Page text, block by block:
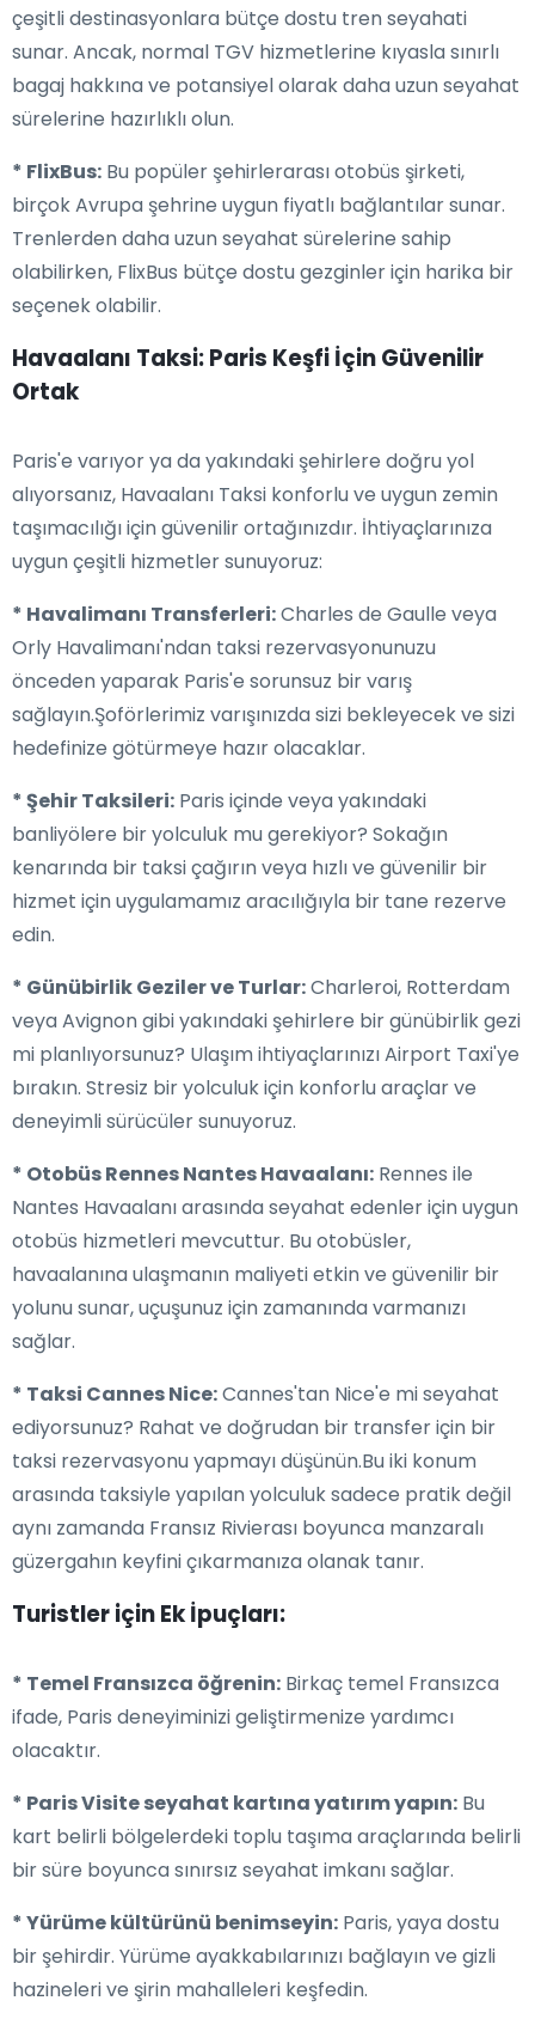
çeşitli destinasyonlara bütçe dostu tren seyahati
sunar. Ancak, normal TGV hizmetlerine kıyasla sınırlı
bagaj hakkına ve potansiyel olarak daha uzun seyahat
sürelerine hazırlıklı olun.
* FlixBus: Bu popüler şehirlerarası otobüs şirketi,
birçok Avrupa şehrine uygun fiyatlı bağlantılar sunar.
Trenlerden daha uzun seyahat sürelerine sahip
olabilirken, FlixBus bütçe dostu gezginler için harika bir
seçenek olabilir.
Havaalanı Taksi: Paris Keşfi İçin Güvenilir
Ortak
Paris'e varıyor ya da yakındaki şehirlere doğru yol
alıyorsanız, Havaalanı Taksi konforlu ve uygun zemin
taşımacılığı için güvenilir ortağınızdır. İhtiyaçlarınıza
uygun çeşitli hizmetler sunuyoruz:
* Havalimanı Transferleri:Charles de Gaulle veya
Orly Havalimanı'ndan taksi rezervasyonunuzu
önceden yaparak Paris'e sorunsuz bir varış
sağlayın.Şoförlerimiz varışınızda sizi bekleyecek ve sizi
hedefinize götürmeye hazır olacaklar.
* Şehir Taksileri: Paris içinde veya yakındaki
banliyölere bir yolculuk mu gerekiyor? Sokağın
kenarında bir taksi çağırın veya hızlı ve güvenilir bir
hizmet için uygulamamız aracılığıyla bir tane rezerve
edin.
* Günübirlik Geziler ve Turlar:Charleroi, Rotterdam
veya Avignon gibi yakındaki şehirlere bir günübirlik gezi
mi planlıyorsunuz? Ulaşım ihtiyaçlarınızı Airport Taxi'ye
bırakın. Stresiz bir yolculuk için konforlu araçlar ve
deneyimli sürücüler sunuyoruz.
* Otobüs Rennes Nantes Havaalanı: Rennes ile
Nantes Havaalanı arasında seyahat edenler için uygun
otobüs hizmetleri mevcuttur. Bu otobüsler,
havaalanına ulaşmanın maliyeti etkin ve güvenilir bir
yolunu sunar, uçuşunuz için zamanında varmanızı
sağlar.
* Taksi Cannes Nice:Cannes'tan Nice'e mi seyahat
ediyorsunuz? Rahat ve doğrudan bir transfer için bir
taksi rezervasyonu yapmayı düşünün.Bu iki konum
arasında taksiyle yapılan yolculuk sadece pratik değil
aynı zamanda Fransız Rivierası boyunca manzaralı
güzergahın keyfini çıkarmanıza olanak tanır.
Turistler için Ek İpuçları:
* Temel Fransızca öğrenin: Birkaç temel Fransızca
ifade, Paris deneyiminizi geliştirmenize yardımcı
olacaktır.
* Paris Visite seyahat kartına yatırım yapın: Bu
kart belirli bölgelerdeki toplu taşıma araçlarında belirli
bir süre boyunca sınırsız seyahat imkanı sağlar.
* Yürüme kültürünü benimseyin: Paris, yaya dostu
bir şehirdir. Yürüme ayakkabılarınızı bağlayın ve gizli
hazineleri ve şirin mahalleleri keşfedin.